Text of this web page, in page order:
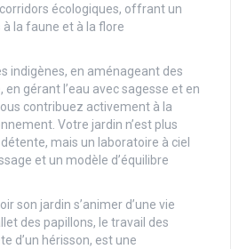
écologiques, offrant un
la faune et à la flore
indigènes, en aménageant des
gérant l’eau avec sagesse et en
contribuez activement à la
Votre jardin n’est plus
mais un laboratoire à ciel
et un modèle d’équilibre
son jardin s’animer d’une vie
des papillons, le travail des
d’un hérisson, est une